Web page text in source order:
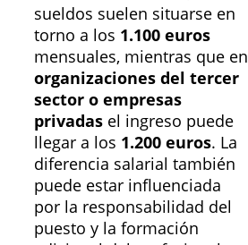
sueldos suelen situarse en
torno a los 1.100 euros
mensuales, mientras que en
organizaciones del tercer
sector o empresas
privadas el ingreso puede
llegar a los 1.200 euros. La
diferencia salarial también
puede estar influenciada
por la responsabilidad del
puesto y la formación